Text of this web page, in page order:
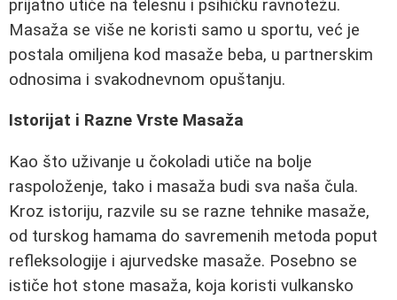
prijatno utiče na telesnu i psihičku ravnotežu.
Masaža se više ne koristi samo u sportu, već je
postala omiljena kod masaže beba, u partnerskim
odnosima i svakodnevnom opuštanju.
Istorijat i Razne Vrste Masaža
Kao što uživanje u čokoladi utiče na bolje
raspoloženje, tako i masaža budi sva naša čula.
Kroz istoriju, razvile su se razne tehnike masaže,
od turskog hamama do savremenih metoda poput
refleksologije i ajurvedske masaže. Posebno se
ističe hot stone masaža, koja koristi vulkansko